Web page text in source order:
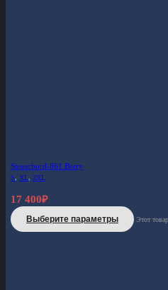
Steuerbord-861 Berry
S,XL,3XL
17 400₽
Выберите параметры Этот